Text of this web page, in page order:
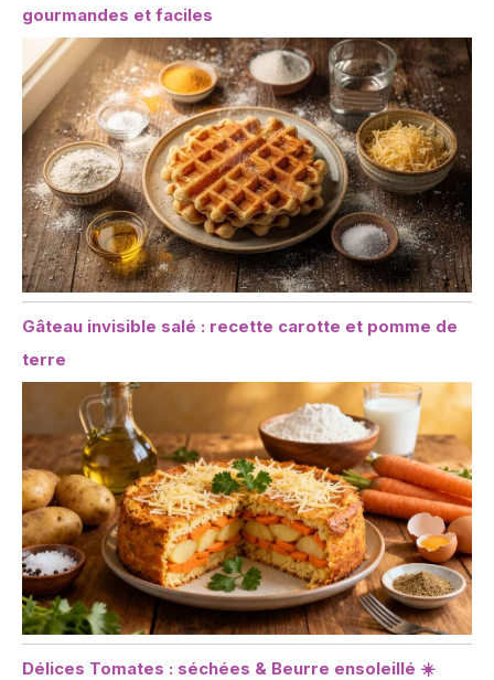
gourmandes et faciles
Gâteau invisible salé : recette carotte et pomme de
terre
Délices Tomates : séchées & Beurre ensoleillé ☀️